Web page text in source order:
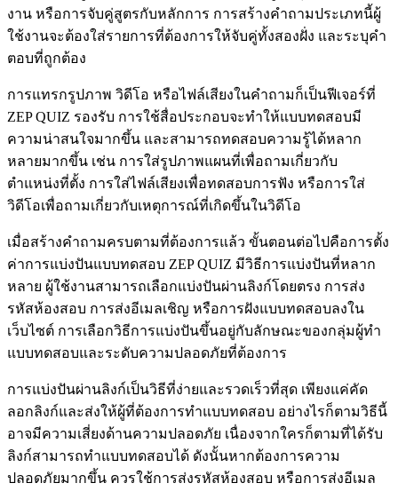
งาน หรือการจับคู่สูตรกับหลักการ การสร้างคำถามประเภทนี้ผู้
ใช้งานจะต้องใส่รายการที่ต้องการให้จับคู่ทั้งสองฝั่ง และระบุคำ
ตอบที่ถูกต้อง
การแทรกรูปภาพ วิดีโอ หรือไฟล์เสียงในคำถามก็เป็นฟีเจอร์ที่
ZEP QUIZ รองรับ การใช้สื่อประกอบจะทำให้แบบทดสอบมี
ความน่าสนใจมากขึ้น และสามารถทดสอบความรู้ได้หลาก
หลายมากขึ้น เช่น การใส่รูปภาพแผนที่เพื่อถามเกี่ยวกับ
ตำแหน่งที่ตั้ง การใส่ไฟล์เสียงเพื่อทดสอบการฟัง หรือการใส่
วิดีโอเพื่อถามเกี่ยวกับเหตุการณ์ที่เกิดขึ้นในวิดีโอ
เมื่อสร้างคำถามครบตามที่ต้องการแล้ว ขั้นตอนต่อไปคือการตั้ง
ค่าการแบ่งปันแบบทดสอบ ZEP QUIZ มีวิธีการแบ่งปันที่หลาก
หลาย ผู้ใช้งานสามารถเลือกแบ่งปันผ่านลิงก์โดยตรง การส่ง
รหัสห้องสอบ การส่งอีเมลเชิญ หรือการฝังแบบทดสอบลงใน
เว็บไซต์ การเลือกวิธีการแบ่งปันขึ้นอยู่กับลักษณะของกลุ่มผู้ทำ
แบบทดสอบและระดับความปลอดภัยที่ต้องการ
การแบ่งปันผ่านลิงก์เป็นวิธีที่ง่ายและรวดเร็วที่สุด เพียงแค่คัด
ลอกลิงก์และส่งให้ผู้ที่ต้องการทำแบบทดสอบ อย่างไรก็ตามวิธีนี้
อาจมีความเสี่ยงด้านความปลอดภัย เนื่องจากใครก็ตามที่ได้รับ
ลิงก์สามารถทำแบบทดสอบได้ ดังนั้นหากต้องการความ
ปลอดภัยมากขึ้น ควรใช้การส่งรหัสห้องสอบ หรือการส่งอีเมล